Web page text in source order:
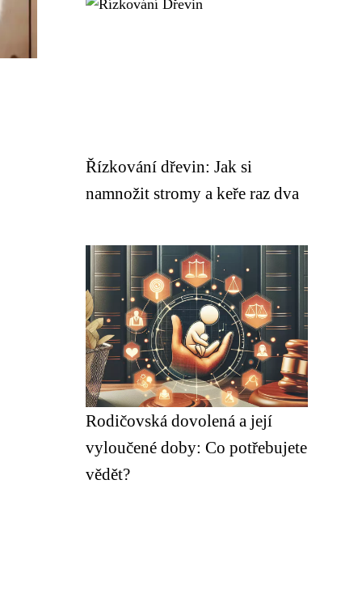
Řízkování dřevin: Jak si
namnožit stromy a keře raz dva
Rodičovská dovolená a její
vyloučené doby: Co potřebujete
vědět?